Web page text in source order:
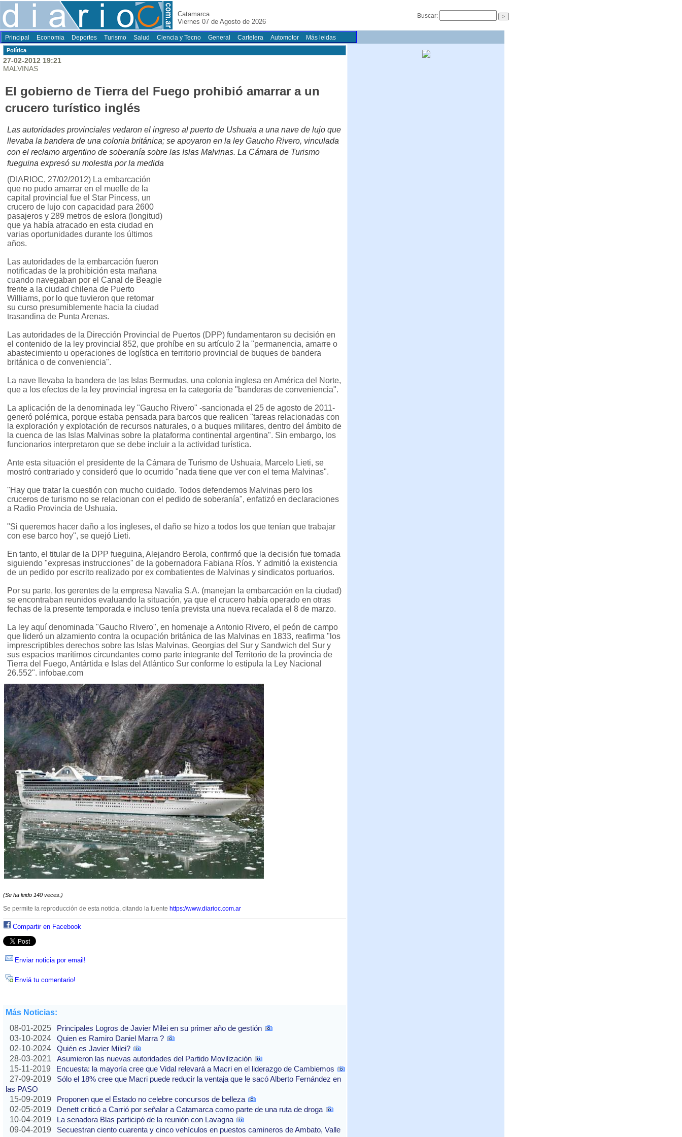
Catamarca
Viernes 07 de Agosto de 2026
Buscar:
Principal Economia Deportes Turismo Salud Ciencia y Tecno General Cartelera Automotor Más leidas
Polí­tica
27-02-2012 19:21
MALVINAS
El gobierno de Tierra del Fuego prohibió amarrar a un
crucero turístico inglés
Las autoridades provinciales vedaron el ingreso al puerto de Ushuaia a una nave de lujo que
llevaba la bandera de una colonia británica; se apoyaron en la ley Gaucho Rivero, vinculada
con el reclamo argentino de soberanía sobre las Islas Malvinas. La Cámara de Turismo
fueguina expresó su molestia por la medida
(DIARIOC, 27/02/2012) La embarcación
que no pudo amarrar en el muelle de la
capital provincial fue el Star Pincess, un
crucero de lujo con capacidad para 2600
pasajeros y 289 metros de eslora (longitud)
que ya había atracado en esta ciudad en
varias oportunidades durante los últimos
años.
Las autoridades de la embarcación fueron
notificadas de la prohibición esta mañana
cuando navegaban por el Canal de Beagle
frente a la ciudad chilena de Puerto
Williams, por lo que tuvieron que retomar
su curso presumiblemente hacia la ciudad
trasandina de Punta Arenas.
Las autoridades de la Dirección Provincial de Puertos (DPP) fundamentaron su decisión en
el contenido de la ley provincial 852, que prohíbe en su artículo 2 la "permanencia, amarre o
abastecimiento u operaciones de logística en territorio provincial de buques de bandera
británica o de conveniencia".
La nave llevaba la bandera de las Islas Bermudas, una colonia inglesa en América del Norte,
que a los efectos de la ley provincial ingresa en la categoría de "banderas de conveniencia".
La aplicación de la denominada ley "Gaucho Rivero" -sancionada el 25 de agosto de 2011-
generó polémica, porque estaba pensada para barcos que realicen "tareas relacionadas con
la exploración y explotación de recursos naturales, o a buques militares, dentro del ámbito de
la cuenca de las Islas Malvinas sobre la plataforma continental argentina". Sin embargo, los
funcionarios interpretaron que se debe incluir a la actividad turística.
Ante esta situación el presidente de la Cámara de Turismo de Ushuaia, Marcelo Lieti, se
mostró contrariado y consideró que lo ocurrido "nada tiene que ver con el tema Malvinas".
"Hay que tratar la cuestión con mucho cuidado. Todos defendemos Malvinas pero los
cruceros de turismo no se relacionan con el pedido de soberanía", enfatizó en declaraciones
a Radio Provincia de Ushuaia.
"Si queremos hacer daño a los ingleses, el daño se hizo a todos los que tenían que trabajar
con ese barco hoy", se quejó Lieti.
En tanto, el titular de la DPP fueguina, Alejandro Berola, confirmó que la decisión fue tomada
siguiendo "expresas instrucciones" de la gobernadora Fabiana Ríos. Y admitió la existencia
de un pedido por escrito realizado por ex combatientes de Malvinas y sindicatos portuarios.
Por su parte, los gerentes de la empresa Navalia S.A. (manejan la embarcación en la ciudad)
se encontraban reunidos evaluando la situación, ya que el crucero había operado en otras
fechas de la presente temporada e incluso tenía prevista una nueva recalada el 8 de marzo.
La ley aquí denominada "Gaucho Rivero", en homenaje a Antonio Rivero, el peón de campo
que lideró un alzamiento contra la ocupación británica de las Malvinas en 1833, reafirma "los
imprescriptibles derechos sobre las Islas Malvinas, Georgias del Sur y Sandwich del Sur y
sus espacios marítimos circundantes como parte integrante del Territorio de la provincia de
Tierra del Fuego, Antártida e Islas del Atlántico Sur conforme lo estipula la Ley Nacional
26.552". infobae.com
(Se ha leido 140 veces.)
Se permite la reproducción de esta noticia, citando la fuente https://www.diarioc.com.ar
Compartir en Facebook
Enviar noticia por email!
Enviá tu comentario!
Más Noticias:
08-01-2025
Principales Logros de Javier Milei en su primer año de gestión
03-10-2024
Quien es Ramiro Daniel Marra ?
02-10-2024
Quién es Javier Milei?
28-03-2021
Asumieron las nuevas autoridades del Partido Movilización
15-11-2019
Encuesta: la mayoría cree que Vidal relevará a Macri en el liderazgo de Cambiemos
27-09-2019
Sólo el 18% cree que Macri puede reducir la ventaja que le sacó Alberto Fernández en
las PASO
15-09-2019
Proponen que el Estado no celebre concursos de belleza
02-05-2019
Denett criticó a Carrió por señalar a Catamarca como parte de una ruta de droga
10-04-2019
La senadora Blas participó de la reunión con Lavagna
09-04-2019
Secuestran ciento cuarenta y cinco vehículos en puestos camineros de Ambato, Valle